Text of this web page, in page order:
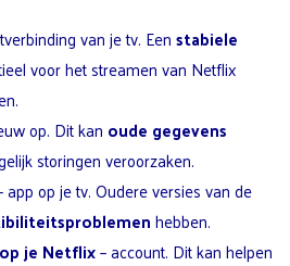
van je tv. Eenstabiele
voor het streamen van Netflix
op. Dit kan oude gegevens
storingen veroorzaken.
app op je tv. Oudere versies van de
hebben.
je Netflix– account. Dit kan helpen